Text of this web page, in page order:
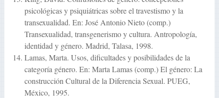
psicológicas y psiquiátricas sobre el travestismo y la
transexualidad. En: José Antonio Nieto (comp.)
Transexualidad, transgenerismo y cultura. Antropología,
identidad y género. Madrid, Talasa, 1998.
Lamas, Marta. Usos, dificultades y posibilidades de la
categoría género. En: Marta Lamas (comp.) El género: La
construcción Cultural de la Diferencia Sexual. PUEG,
México, 1995.